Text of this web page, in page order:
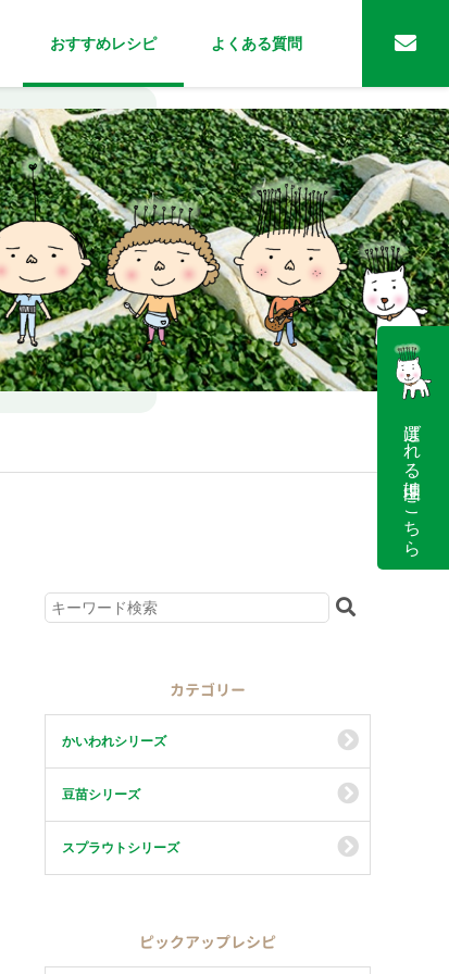
おすすめレシピ よくある質問
カテゴリー
かいわれシリーズ
豆苗シリーズ
スプラウトシリーズ
ピックアップレシピ
選ばれる理由はこちら